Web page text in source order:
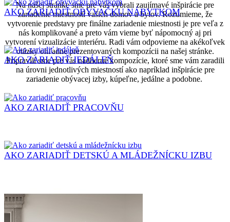
Na našej stránke sme pre vás vybrali zaujímavé inšpirácie pre
zariadenie miestností vašich domov a bytov. Rozumieme, že
vytvorenie predstavy pre finálne zariadenie miestnosti je pre veľa z
nás komplikované a preto vám vieme byť nápomocný aj pri
vytvorení vizualizácie interiéru. Radi vám odpovieme na akékoľvek
otázky ohľadne prezentovaných kompozícii na našej stránke.
Pripravili sme pre vás nádherné kompozície, ktoré sme vám zaradili
na úrovni jednotlivých miestností ako napríklad inšpirácie pre
zariadenie obývacej izby, kúpeľne, jedálne a podobne.
AKO ZARIADIŤ OBÝVAČKU NÁBYTKOM
AKO ZARIADIŤ JEDÁLEŇ
AKO ZARIADIŤ PRACOVŇU
AKO ZARIADIŤ DETSKÚ A MLÁDEŽNÍCKU IZBU